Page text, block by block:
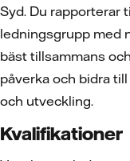
Syd. Du rapporterar
ledningsgrupp med
bäst tillsammans
påverka och bidra
och utveckling.
Kvalifikationer